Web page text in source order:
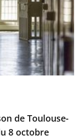
de Toulouse-
8 octobre